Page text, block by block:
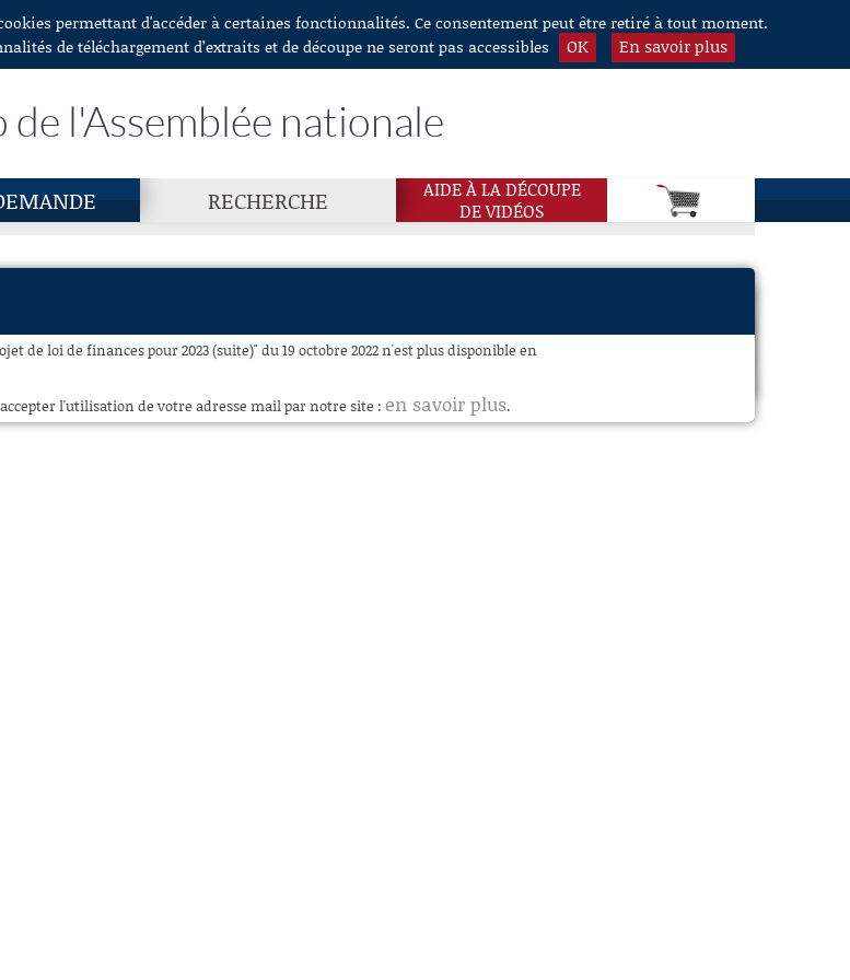
permettant d'accéder à certaines fonctionnalités. Ce consentement peut être retiré à tout moment.
de téléchargement d’extraits et de découpe ne seront pas accessibles
OK En savoir plus
l'Assemblée nationale
RECHERCHE
AIDE À LA DÉCOUPE
DE VIDÉOS
de loi de finances pour 2023 (suite)" du 19 octobre 2022 n'est plus disponible en
l'utilisation de votre adresse mail par notre site : en savoir plus.